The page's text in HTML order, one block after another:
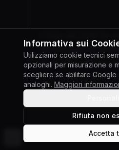
Cambia tema
nell'ecosistema
generativa. Mentre i
continuano a
chiusi e costosi,Kimi
dimostrato che
competere con
offrendo capacità
scenari specifici
Giuseppe Gabriele
Informativa sui
Utilizziamo cookie tecnici
opzionali per misurazione e
scegliere se abilitare
analoghi. Maggiori
Rifiuta non
Accetta